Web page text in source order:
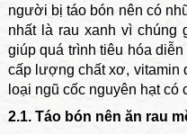
người bị táo bón nên có
nhất là rau xanh vì chúng
giúp quá trình tiêu hóa
cấp lượng chất xơ, vitamin
loại ngũ cốc nguyên hạt có
2.1. Táo bón nên ăn rau